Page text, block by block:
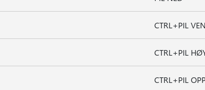
CTRL+PIL
CTRL+PIL
CTRL+PIL